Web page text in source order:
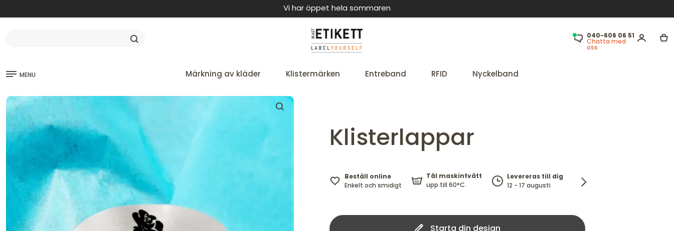
Vi har öppet hela sommaren
040-606 06 51
Chatta med
oss
MENU Märkning av kläder Klistermärken Entreband RFID Nyckelband
Klisterlappar
Beställ online
Enkelt och smidigt
Tål maskintvätt
upp till 60°C.
Levereras till dig
12 - 17 augusti
Starta din design